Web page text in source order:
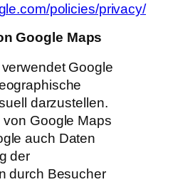
policies/privacy/
Google Maps
Google
darzustellen.
Google Maps
auch Daten
der
durch Besucher